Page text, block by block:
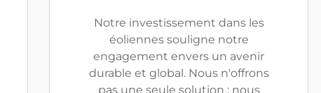
Notre investissement dans les
éoliennes souligne notre
engagement envers un avenir
durable et global. Nous n'offrons
pas une seule solution ; nous